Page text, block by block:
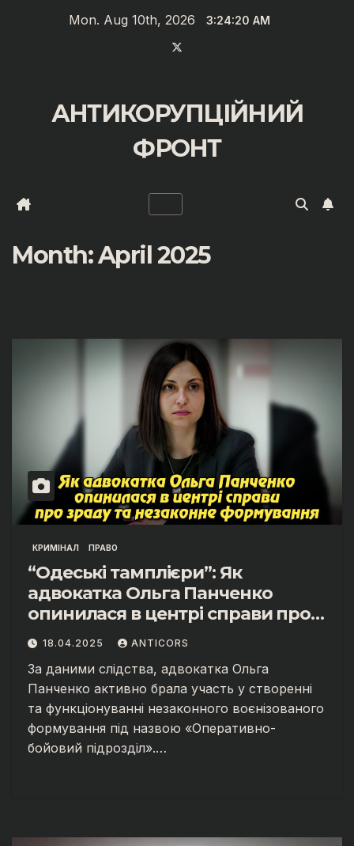
Mon. Aug 10th, 2026 3:24:21 AM
АНТИКОРУПЦІЙНИЙ
ФРОНТ
Month:April 2025
КРИМІНАЛ ПРАВО
“Одеські тамплієри”: Як
адвокатка Ольга Панченко
опинилася в центрі справи про
зраду та незаконне формування
18.04.2025 ANTICORS
За даними слідства, адвокатка Ольга
Панченко активно брала участь у створенні
та функціонуванні незаконного воєнізованого
формування під назвою «Оперативно-
бойовий підрозділ».…